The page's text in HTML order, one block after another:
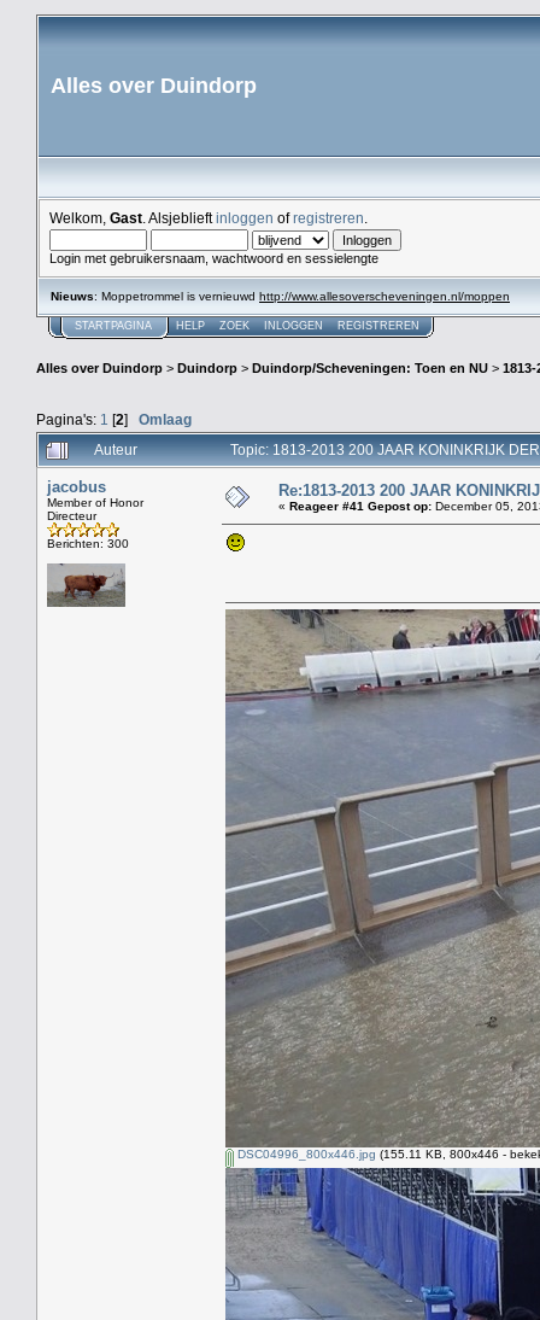
Alles over Duindorp
Welkom, Gast . Alsjeblieftinloggen ofregistreren
Login met gebruikersnaam, wachtwoord en sessielengte
Nieuws: Moppetrommel is vernieuwd http://www.allesoverscheveningen.nl/moppen
STARTPAGINA HELP ZOEK INLOGGEN REGISTREREN
Alles over Duindorp > Duindorp > Duindorp/Scheveningen: Toen en NU > 1813-
Pagina's: 1 [2] Omlaag
Auteur
Topic: 1813-2013 200 JAAR KONINKRIJK
jacobus
Member of Honor
Directeur
Berichten: 300
Re:1813-2013 200 JAAR
« Reageer #41 Gepost op: December 05,
DSC04996_800x446.jpg (155.11 KB, 800x446 -